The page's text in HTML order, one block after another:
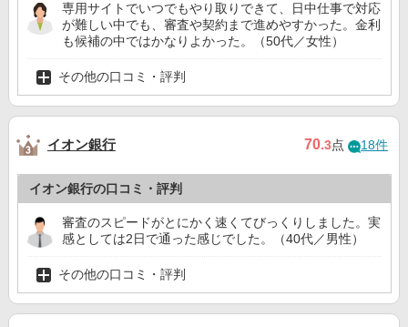
専用サイトでいつでもやり取りできて、日中仕事で対応
が難しい中でも、審査や契約まで進めやすかった。金利
も候補の中ではかなりよかった。（50代／女性）
その他の口コミ・評判
イオン銀行 70.3点 18件
イオン銀行の口コミ・評判
審査のスピードがとにかく速くてびっくりしました。実
感としては2日で通った感じでした。（40代／男性）
その他の口コミ・評判